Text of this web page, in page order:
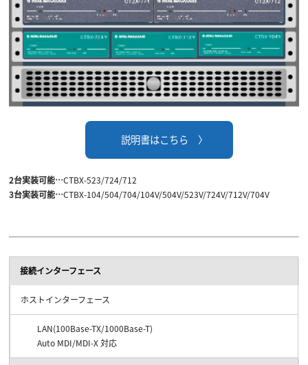
説明書はこちら 〉
2台実装可能…CTBX-523/724/712
3台実装可能…CTBX-104/504/704/104V/504V/523V/724V/712V/704V
接続インターフェース
ホストインターフェース
LAN(100Base-TX/1000Base-T)
Auto MDI/MDI-X 対応